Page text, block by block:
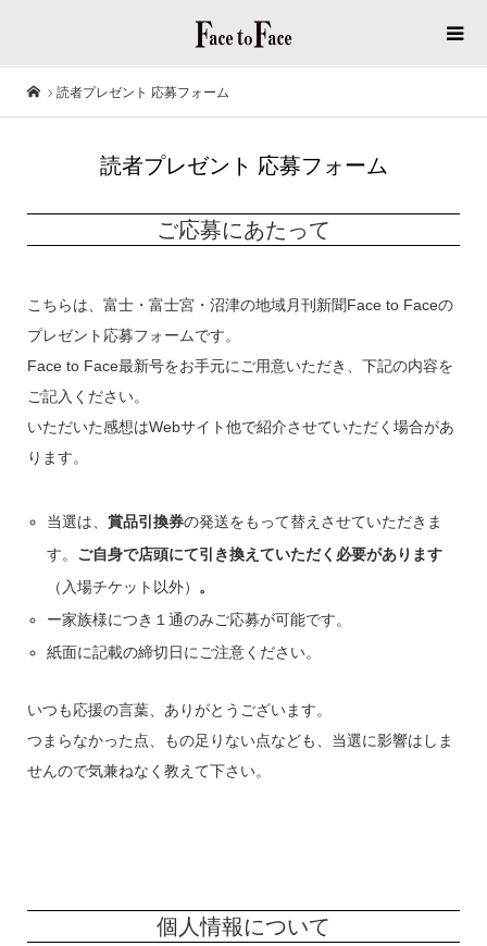
読者プレゼント 応募フォーム
読者プレゼント 応募フォーム
ご応募にあたって
こちらは、富士・富士宮・沼津の地域月刊新聞Face to Faceの
プレゼント応募フォームです。
Face to Face最新号をお手元にご用意いただき、下記の内容を
ご記入ください。
いただいた感想はWebサイト他で紹介させていただく場合があ
ります。
当選は、賞品引換券の発送をもって替えさせていただきま
す。 ご自身で店頭にて引き換えていただく必要があります
（入場チケット以外） 。
ー家族様につき１通のみご応募が可能です。
紙面に記載の締切日にご注意ください。
いつも応援の言葉、ありがとうございます。
つまらなかった点、もの足りない点なども、当選に影響はしま
せんので気兼ねなく教えて下さい。
個人情報について